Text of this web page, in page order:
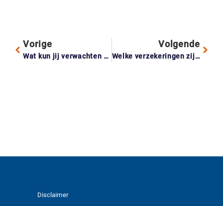
Vorige
Wat kun jij verwachten van de woningmarkt in 2026?
Volgende
Welke verzekeringen zijn onmisbaar als je personeel aanneemt?
Disclaimer